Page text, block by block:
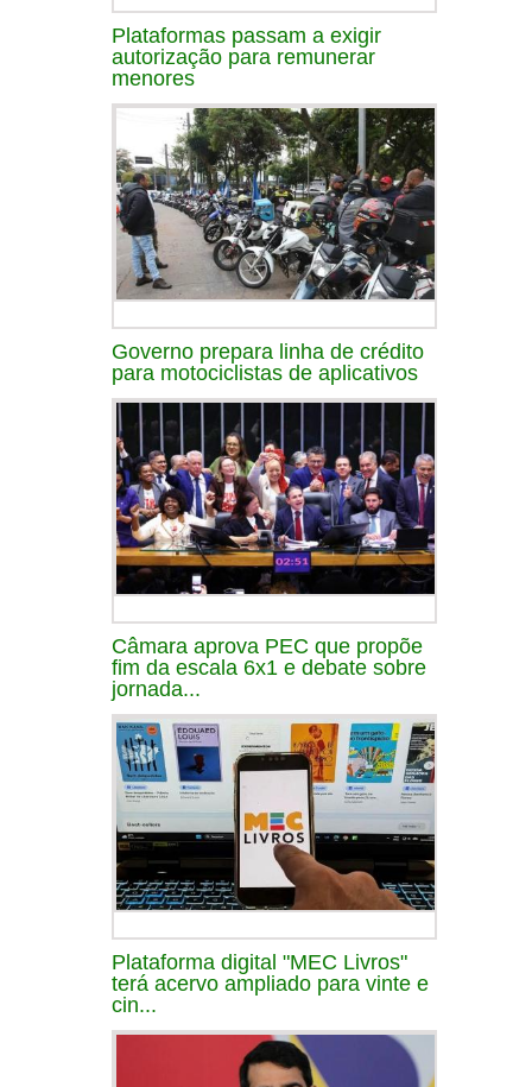
Plataformas passam a exigir
autorização para remunerar
menores
Governo prepara linha de crédito
para motociclistas de aplicativos
Câmara aprova PEC que propõe
fim da escala 6x1 e debate sobre
jornada...
Plataforma digital "MEC Livros"
terá acervo ampliado para vinte e
cin...